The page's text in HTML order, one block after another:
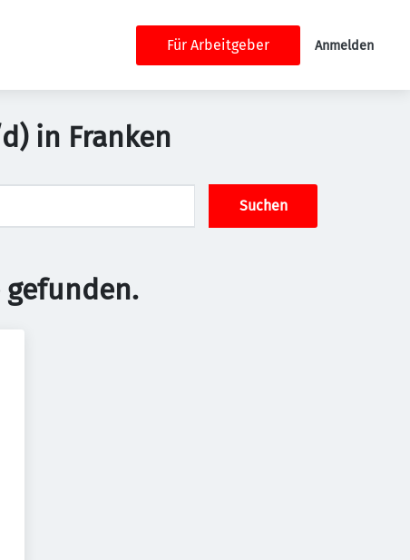
Für Arbeitgeber Anmelden
in Franken
Suchen
gefunden.